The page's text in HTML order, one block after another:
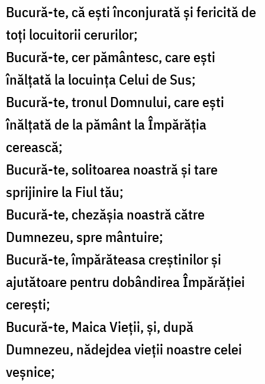
Bucură-te, că eşti înconjurată şi fericită de
toţi locuitorii cerurilor;
Bucură-te, cer pământesc, care eşti
înălţată la locuinţa Celui de Sus;
Bucură-te, tronul Domnului, care eşti
înălţată de la pământ la Împărăţia
cerească;
Bucură-te, solitoarea noastră şi tare
sprijinire la Fiul tău;
Bucură-te, chezăşia noastră către
Dumnezeu, spre mântuire;
Bucură-te, împărăteasa creştinilor şi
ajutătoare pentru dobândirea Împărăţiei
cereşti;
Bucură-te, Maica Vieţii, şi, după
Dumnezeu, nădejdea vieţii noastre celei
veşnice;